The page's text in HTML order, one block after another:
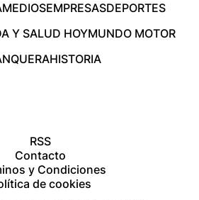
MEDIOSEMPRESASDEPORTES
Y SALUD HOYMUNDO MOTOR
HISTORIA
RSS
Contacto
y Condiciones
de cookies